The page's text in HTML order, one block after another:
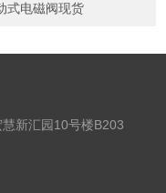
式电磁阀现货
新汇园10号楼B203